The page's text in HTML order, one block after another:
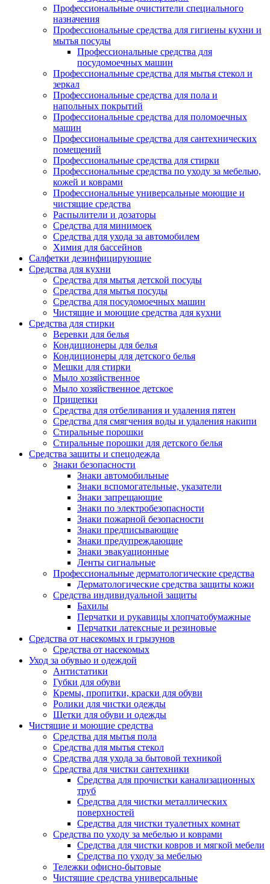
Профессиональные очистители специального
назначения
Профессиональные средства для гигиены кухни и
мытья посуды
Профессиональные средства для
посудомоечных машин
Профессиональные средства для мытья стекол и
зеркал
Профессиональные средства для пола и
напольных покрытий
Профессиональные средства для поломоечных
машин
Профессиональные средства для сантехнических
помещений
Профессиональные средства для стирки
Профессиональные средства по уходу за мебелью,
кожей и коврами
Профессиональные универсальные моющие и
чистящие средства
Распылители и дозаторы
Средства для минимоек
Средства для ухода за автомобилем
Химия для бассейнов
Салфетки дезинфицирующие
Средства для кухни
Средства для мытья детской посуды
Средства для мытья посуды
Средства для посудомоечных машин
Чистящие и моющие средства для кухни
Средства для стирки
Веревки для белья
Кондиционеры для белья
Кондиционеры для детского белья
Мешки для стирки
Мыло хозяйственное
Мыло хозяйственное детское
Прищепки
Средства для отбеливания и удаления пятен
Средства для смягчения воды и удаления накипи
Стиральные порошки
Стиральные порошки для детского белья
Средства защиты и спецодежда
Знаки безопасности
Знаки автомобильные
Знаки вспомогательные, указатели
Знаки запрещающие
Знаки по электробезопасности
Знаки пожарной безопасности
Знаки предписывающие
Знаки предупреждающие
Знаки эвакуационные
Ленты сигнальные
Профессиональные дерматологические средства
Дерматологические средства защиты кожи
Средства индивидуальной защиты
Бахилы
Перчатки и рукавицы хлопчатобумажные
Перчатки латексные и резиновые
Средства от насекомых и грызунов
Средства от насекомых
Уход за обувью и одеждой
Антистатики
Губки для обуви
Кремы, пропитки, краски для обуви
Ролики для чистки одежды
Щетки для обуви и одежды
Чистящие и моющие средства
Средства для мытья пола
Средства для мытья стекол
Средства для ухода за бытовой техникой
Средства для чистки сантехники
Средства для прочистки канализационных
труб
Средства для чистки металлических
поверхностей
Средства для чистки туалетных комнат
Средства по уходу за мебелью и коврами
Средства для чистки ковров и мягкой мебели
Средства по уходу за мебелью
Тележки офисно-бытовые
Чистящие средства универсальные